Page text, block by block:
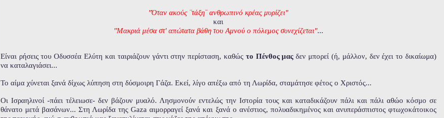
"Όταν ακούς ¨τάξη¨ ανθρωπινό κρέας μυρίζει"
και
"Μακριά μέσα στ' απώτατα βάθη του Αμνού ο πόλεμος συνεχίζεται"...
Είναι ρήσεις του Οδυσσέα Ελύτη και ταιριάζουν γάντι στην περίσταση, καθώς το Πένθος μαςδεν μπορεί (ή, μάλλον, δεν έχει το δικαίωμα)
να καταλαγιάσει...
Το αίμα χύνεται ξανά δίχως λύπηση στη δύσμοιρη Γάζα. Εκεί, λίγο απέξω από τη Λωρίδα, σταμάτησε φέτος ο Χριστός...
Οι Ισραηλινοί -πάει τέλειωσε- δεν βάζουν μυαλό. Λησμονούν εντελώς την Ιστορία τους και καταδικάζουν πάλι και πάλι αθώο κόσμο σε
θάνατο μετά βασάνων... Στη Λωρίδα της Gaza αιμορραγεί ξανά και ξανά ο ανέστιος, πολυαδικημένος και ανυπεράσπιστος φτωχοκάτοικος